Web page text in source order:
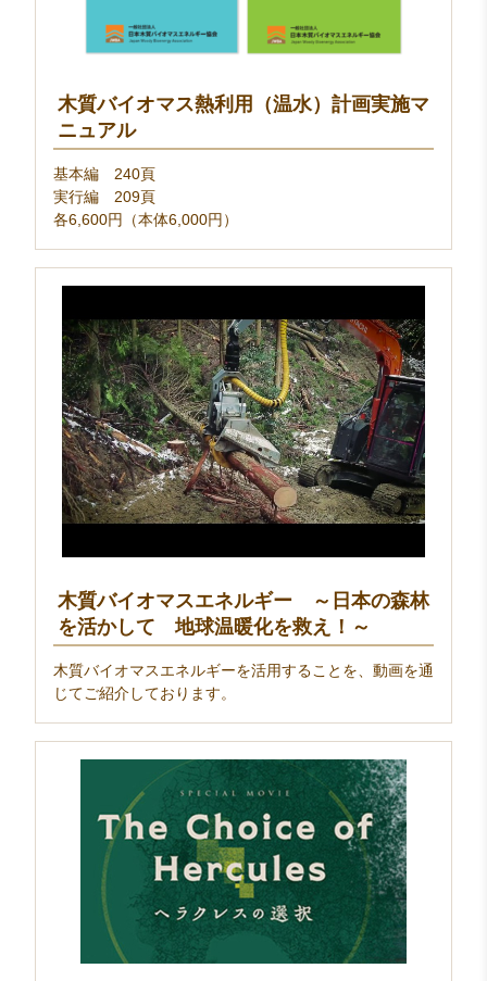
木質バイオマス熱利用（温水）計画実施マ
ニュアル
基本編 240頁
実行編 209頁
各6,600円（本体6,000円）
木質バイオマスエネルギー ～日本の森林
を活かして 地球温暖化を救え！～
木質バイオマスエネルギーを活用することを、動画を通
じてご紹介しております。